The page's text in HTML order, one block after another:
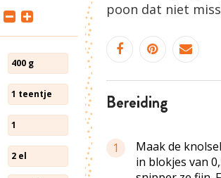
poon dat niet
bereiding
1
Maak de
in blokjes van
400 g
1 teentje
1
2 el